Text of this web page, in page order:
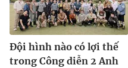
Đội hình nào có lợi thế
trong Công diễn 2 Anh